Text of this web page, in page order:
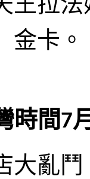
金卡。
時間7
大亂